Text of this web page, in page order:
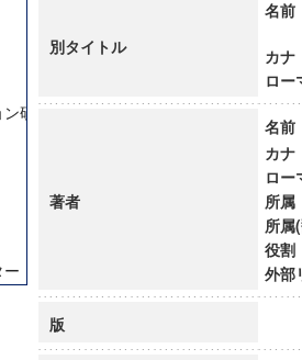
研究所
ー
統合研究センター
別タイトル
名前
カナ
ロー
著者
名前
カナ
ロー
所属
所属
役割
外部
版